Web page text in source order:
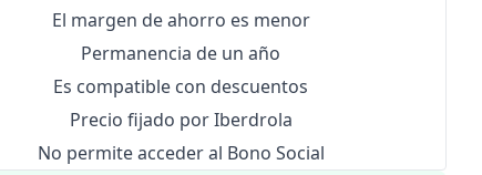
El margen de ahorro es menor
Permanencia de un año
Es compatible con descuentos
Precio fijado por Iberdrola
No permite acceder al Bono Social